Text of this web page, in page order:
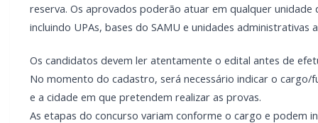
reserva. Os aprovados poderão atuar em qualquer unidade
incluindo UPAs, bases do SAMU e unidades administrativas
Os candidatos devem ler atentamente o edital antes de
No momento do cadastro, será necessário indicar o cargo/
e a cidade em que pretendem realizar as provas.
As etapas do concurso variam conforme o cargo e podem